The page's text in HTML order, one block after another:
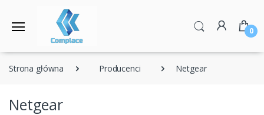
0
Strona główna Producenci Netgear
Netgear